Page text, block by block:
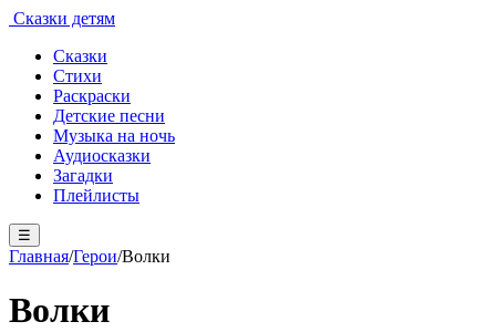
Сказки детям
Сказки
Стихи
Раскраски
Детские песни
Музыка на ночь
Аудиосказки
Загадки
Плейлисты
☰
Главная/Герои/Волки
Волки